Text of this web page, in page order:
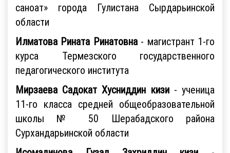
саноат» города Гулистана Сырдарьинской
области
Илматова Рината Ринатовна- магистрант 1-го
курса Термезского государственного
педагогического института
Мирзаева Садокат Хусниддин кизи- ученица
11-го класса средней общеобразовательной
школы № 50 Шерабадского района
Сурхандарьинской области